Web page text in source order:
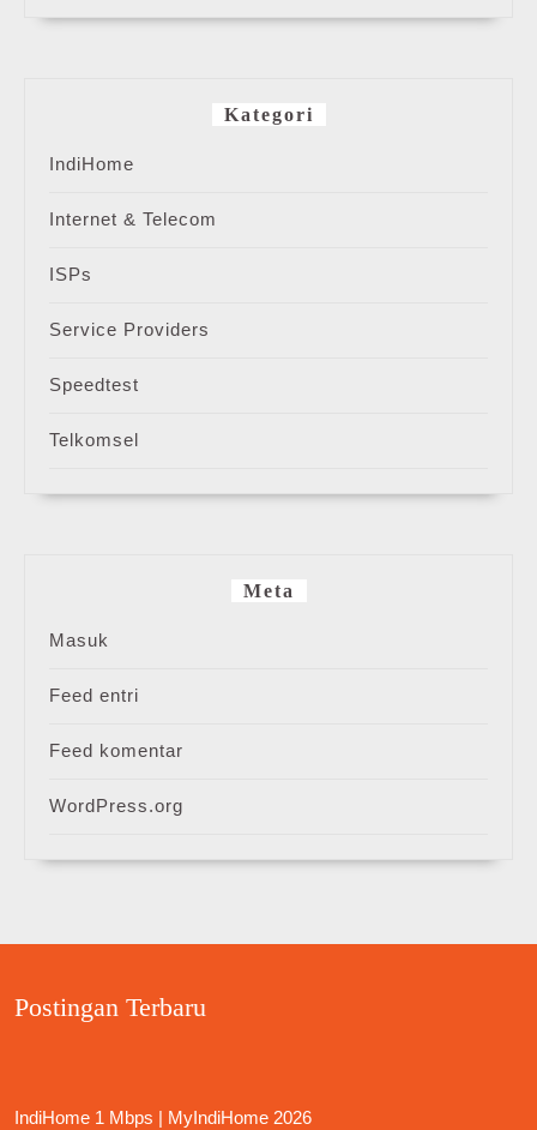
Kategori
IndiHome
Internet & Telecom
ISPs
Service Providers
Speedtest
Telkomsel
Meta
Masuk
Feed entri
Feed komentar
WordPress.org
Postingan Terbaru
IndiHome 1 Mbps | MyIndiHome 2026